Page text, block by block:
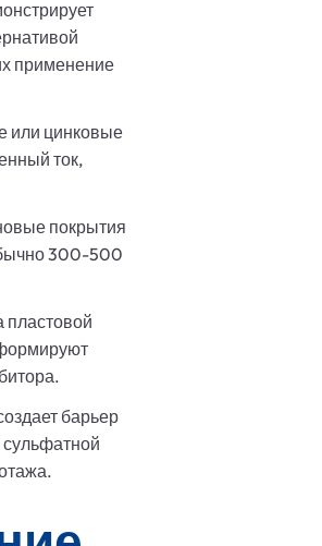
применение
или цинковые
ток,
покрытия
300-500
пластовой
барьер